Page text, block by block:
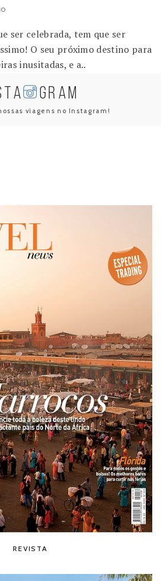
ser celebrada, tem que ser
O seu próximo destino para
inusitadas, e a..
GRAM
viagens no Instagram!
REVISTA